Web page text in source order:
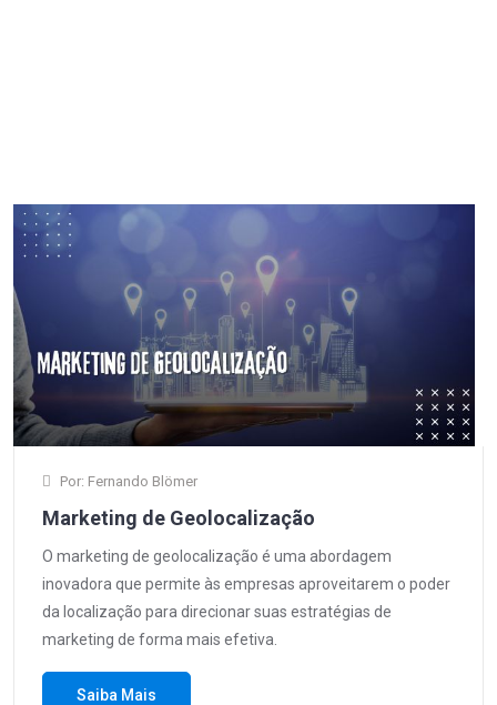
Por: Fernando Blömer
Marketing de Geolocalização
O marketing de geolocalização é uma abordagem
inovadora que permite às empresas aproveitarem o poder
da localização para direcionar suas estratégias de
marketing de forma mais efetiva.
Saiba Mais